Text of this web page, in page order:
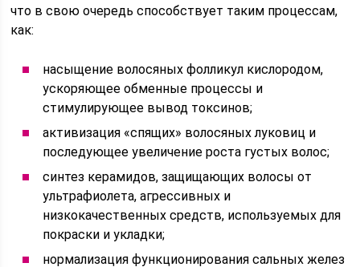
что в свою очередь способствует таким процессам,
как:
насыщение волосяных фолликул кислородом,
ускоряющее обменные процессы и
стимулирующее вывод токсинов;
активизация «спящих» волосяных луковиц и
последующее увеличение роста густых волос;
синтез керамидов, защищающих волосы от
ультрафиолета, агрессивных и
низкокачественных средств, используемых для
покраски и укладки;
нормализация функционирования сальных желез